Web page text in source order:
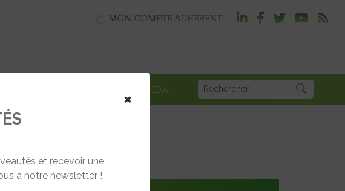
MON COMPTE ADHÉRENT
AGENDA
×
et recevoir une
à notre newsletter !